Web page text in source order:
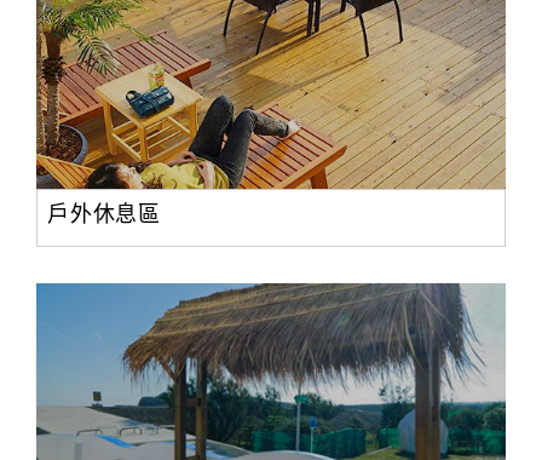
戶外休息區